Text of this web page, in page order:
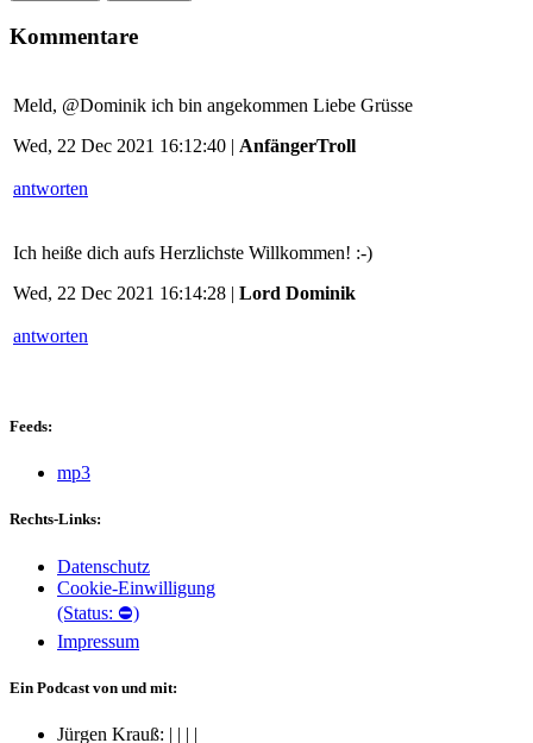
Kommentare
Meld, @Dominik ich bin angekommen Liebe Grüsse
Wed, 22 Dec 2021 16:12:40 | AnfängerTroll
antworten
Ich heiße dich aufs Herzlichste Willkommen! :-)
Wed, 22 Dec 2021 16:14:28 | Lord Dominik
antworten
Feeds:
mp3
Rechts-Links:
Datenschutz
Cookie-Einwilligung
(Status: ⛔)
Impressum
Ein Podcast von und mit:
Jürgen Krauß: | | | |